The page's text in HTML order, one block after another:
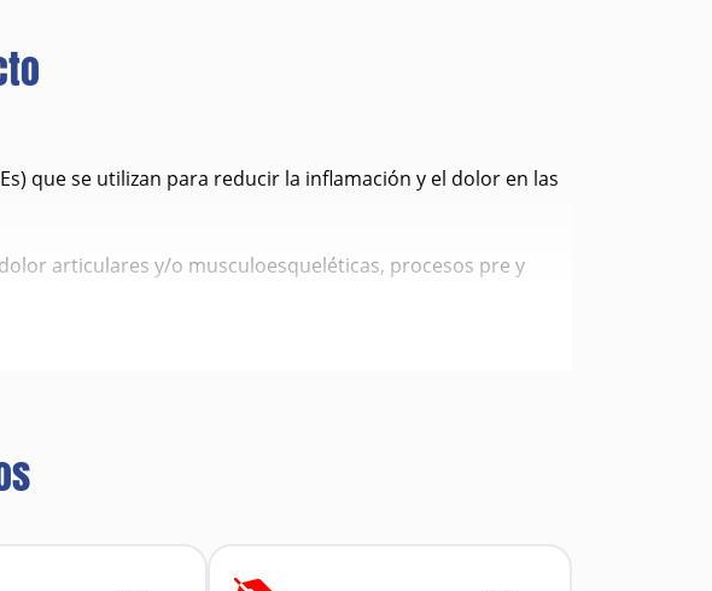
que se utilizan para reducir la inflamación y el dolor en las
articulares y/o musculoesqueléticas, procesos pre y
con el alimento.
a partir del segundo día de 0,1 ml por cada 4 kg,
veterinario.